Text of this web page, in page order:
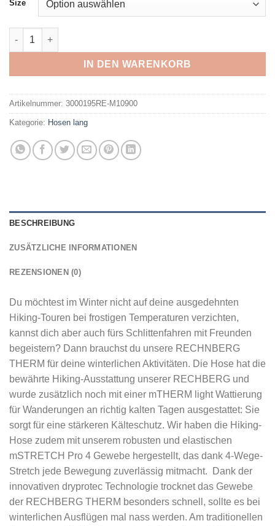
Size
MAIER SPORTS - Rechberg Therm Da-Hose wattiert el. BLACK
IN DEN WARENKORB
Artikelnummer: 3000195RE-M10900
Kategorie: Hosen lang
BESCHREIBUNG
ZUSÄTZLICHE INFORMATIONEN
REZENSIONEN (0)
Du möchtest im Winter nicht auf deine ausgedehnten
Hiking-Touren bei frostigen Temperaturen verzichten,
kannst dich aber auch fürs Schlittenfahren mit Freunden
begeistern? Dann brauchst du unsere RECHNBERG
THERM für deine winterlichen Aktivitäten. Die Hose hat die
bewährte Hiking-Ausstattung unserer RECHBERG und
wurde zusätzlich noch mit einer mTHERM light Wattierung
für Wanderungen an richtig kalten Tagen ausgestattet: Sie
sorgt für eine stärkeren Kälteschutz. Wir haben die Hiking-
Hose zudem mit unserem robusten und elastischen
mSTRETCH Pro 4 Gewebe hergestellt, das dank 4-Wege-
Stretch jede Bewegung zuverlässig mitmacht. Dank der
innovativen dryprotec Technologie trocknet das Gewebe
der RECHBERG THERM besonders schnell, sollte es bei
winterlichen Ausflügen mal nass werden. Am traditionellen